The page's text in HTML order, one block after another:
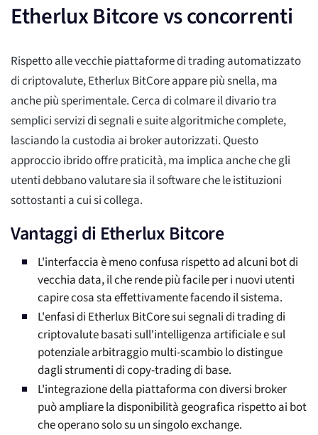
Etherlux Bitcore vs concorrenti
Rispetto alle vecchie piattaforme di trading automatizzato
di criptovalute, Etherlux BitCore appare più snella, ma
anche più sperimentale. Cerca di colmare il divario tra
semplici servizi di segnali e suite algoritmiche complete,
lasciando la custodia ai broker autorizzati. Questo
approccio ibrido offre praticità, ma implica anche che gli
utenti debbano valutare sia il software che le istituzioni
sottostanti a cui si collega.
Vantaggi di Etherlux Bitcore
L'interfaccia è meno confusa rispetto ad alcuni bot di
vecchia data, il che rende più facile per i nuovi utenti
capire cosa sta effettivamente facendo il sistema.
L'enfasi di Etherlux BitCore sui segnali di trading di
criptovalute basati sull'intelligenza artificiale e sul
potenziale arbitraggio multi-scambio lo distingue
dagli strumenti di copy-trading di base.
L'integrazione della piattaforma con diversi broker
può ampliare la disponibilità geografica rispetto ai bot
che operano solo su un singolo exchange.